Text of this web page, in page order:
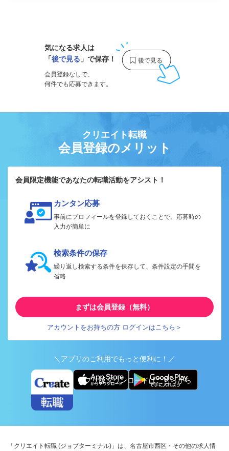
気になる求人は
「後で見る 」で保存！
会員登録なしで、
何件でも応募できます。
クリエイト転職
会員登録のメリット
会員限定機能であなたの転職活動をアシスト！
カンタン応募
事前にプロフィールを登録しておくことで、応募時の
入力が簡単に
検索条件の保存
繰り返し検索する条件を保存して、条件設定の手間を
省略
まずは会員登録（無料）
アカウントをお持ちの方 ログインはこちら＞
＼アプリのご利用でもっと便利に！／
アプリ版ダウンロードはこちらから
「クリエイト転職 (ジョブターミナル)」は、名古屋市西区・その他の求人情